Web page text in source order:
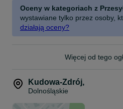
Oceny w kategoriach z
wystawiane tylko przez osoby,
działają oceny?
Więcej od tego
Kudowa-Zdrój,
Dolnośląskie